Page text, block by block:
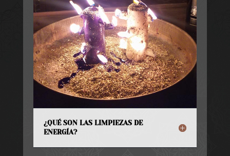
¿QUÉ SON LAS LIMPIEZAS DE
ENERGÍA?